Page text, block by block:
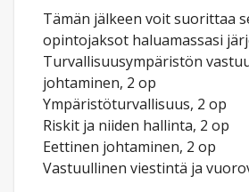
Tämän jälkeen voit suorittaa
opintojaksot haluamassasi
Turvallisuusympäristön
johtaminen, 2 op
Ympäristöturvallisuus, 2 op
Riskit ja niiden hallinta, 2 op
Eettinen johtaminen, 2 op
Vastuullinen viestintä ja